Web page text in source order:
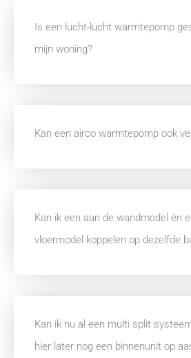
Is een lucht-lucht warmtepomp
mijn woning?
Kan een airco warmtepomp ook
Kan ik een aan de wandmodel én
vloermodel koppelen op dezelfde
Kan ik nu al een multi split
hier later nog een binnenunit op